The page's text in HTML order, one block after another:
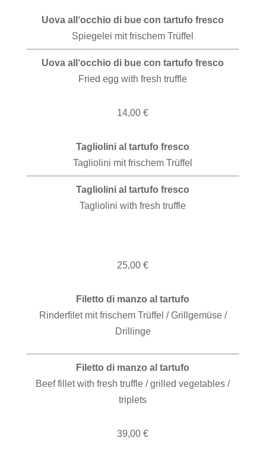
Uova all‘occhio di bue con tartufo fresco
Spiegelei mit frischem Trüffel
Uova all‘occhio di bue con tartufo fresco
Fried egg with fresh truffle
14,00 €
Tagliolini al tartufo fresco
Tagliolini mit frischem Trüffel
Tagliolini al tartufo fresco
Tagliolini with fresh truffle
25,00 €
Filetto di manzoal tartufo
Rinderfilet mit frischem Trüffel / Grillgemüse /
Drillinge
Filetto di manzoal tartufo
Beef fillet with fresh truffle / grilled vegetables /
triplets
39,00 €